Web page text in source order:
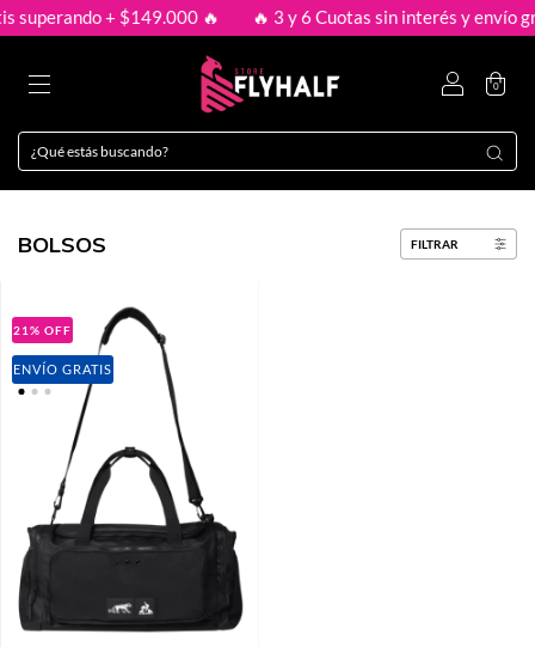
superando + $149.000 🔥 🔥 3 y 6 Cuotas sin interés y envío
0
BOLSOS FILTRAR
21 % OFF
ENVÍO GRATIS